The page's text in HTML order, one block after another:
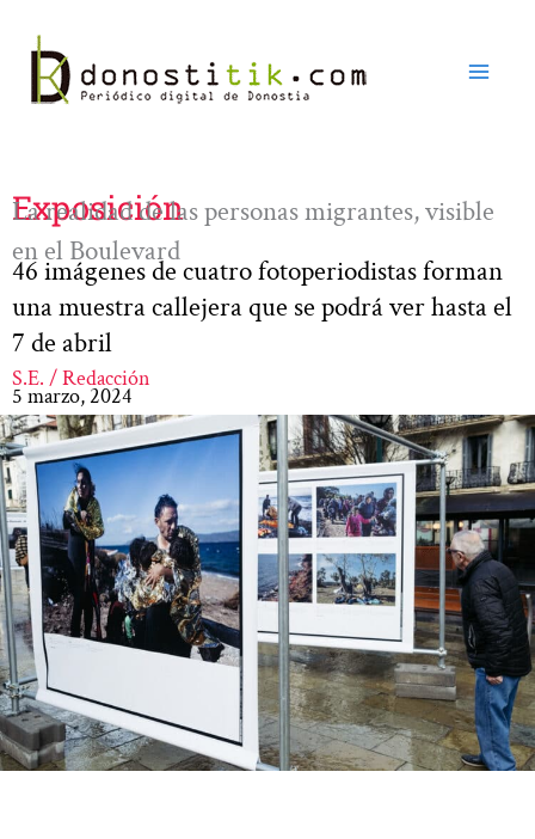
contenido
Exposición
La realidad de las personas migrantes, visible
en el Boulevard
46 imágenes de cuatro fotoperiodistas forman
una muestra callejera que se podrá ver hasta el
7 de abril
S.E. / Redacción
5 marzo, 2024